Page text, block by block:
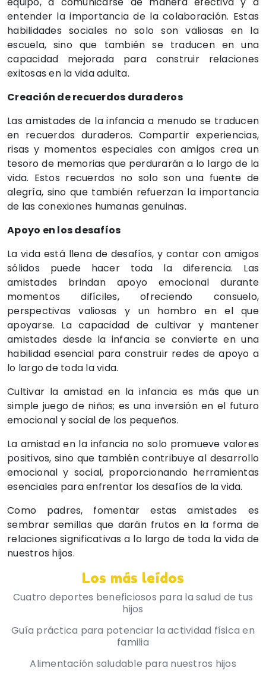
entender la importancia de la colaboración. Estas
habilidades sociales no solo son valiosas en la
escuela, sino que también se traducen en una
capacidad mejorada para construir relaciones
exitosas en la vida adulta.
Creación de recuerdos duraderos
Las amistades de la infancia a menudo se traducen
en recuerdos duraderos. Compartir experiencias,
risas y momentos especiales con amigos crea un
tesoro de memorias que perdurarán a lo largo de la
vida. Estos recuerdos no solo son una fuente de
alegría, sino que también refuerzan la importancia
de las conexiones humanas genuinas.
Apoyo en los desafíos
La vida está llena de desafíos, y contar con amigos
sólidos puede hacer toda la diferencia. Las
amistades brindan apoyo emocional durante
momentos difíciles, ofreciendo consuelo,
perspectivas valiosas y un hombro en el que
apoyarse. La capacidad de cultivar y mantener
amistades desde la infancia se convierte en una
habilidad esencial para construir redes de apoyo a
lo largo de toda la vida.
Cultivar la amistad en la infancia es más que un
simple juego de niños; es una inversión en el futuro
emocional y social de los pequeños.
La amistad en la infancia no solo promueve valores
positivos, sino que también contribuye al desarrollo
emocional y social, proporcionando herramientas
esenciales para enfrentar los desafíos de la vida.
Como padres, fomentar estas amistades es
sembrar semillas que darán frutos en la forma de
relaciones significativas a lo largo de toda la vida de
nuestros hijos.
Los más leídos
Cuatro deportes beneficiosos para la salud de tus
hijos
Guía práctica para potenciar la actividad física en
familia
Alimentación saludable para nuestros hijos